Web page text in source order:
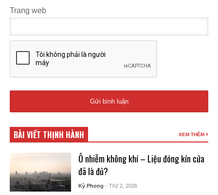
Trang web
BÀI VIẾT THỊNH HÀNH XEM THÊM
Ô nhiễm không khí – Liệu đóng kín cửa
đã là đủ?
Kỳ Phong - Th2 2, 2026